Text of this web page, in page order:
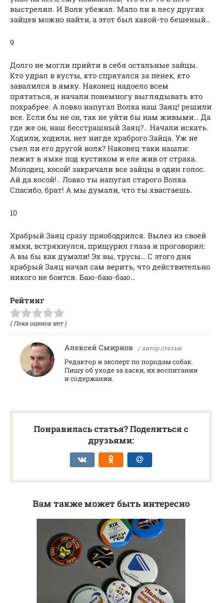
выстрелил. И Волк убежал. Мало ли в лесу других
зайцев можно найти, а этот был какой-то бешеный…
9
Долго не могли прийти в себя остальные зайцы.
Кто удрал в кусты, кто спрятался за пенек, кто
завалился в ямку. Наконец надоело всем
прятаться, и начали понемногу выглядывать кто
похрабрее. А ловко напугал Волка наш Заяц! решили
все. Если бы не он, так не уйти бы нам живыми… Да
где же он, наш бесстрашный Заяц?.. Начали искать.
Ходили, ходили, нет нигде храброго Зайца. Уж не
съел ли его другой волк? Наконец таки нашли:
лежит в ямке под кустиком и еле жив от страха.
Молодец, косой! закричали все зайцы в один голос.
Ай да косой!.. Ловко ты напугал старого Волка.
Спасибо, брат! А мы думали, что ты хвастаешь.
10
Храбрый Заяц сразу приободрился. Вылез из своей
ямки, встряхнулся, прищурил глаза и проговорил:
А вы бы как думали! Эх вы, трусы… С этого дня
храбрый Заяц начал сам верить, что действительно
никого не боится. Баю-баю-баю…
Рейтинг
( Пока оценок нет )
Алексей Смирнов / автор статьи
Редактор и эксперт по породам собак.
Пишу об уходе за хаски, их воспитании
и содержании.
Понравилась статья? Поделиться с
друзьями:
Вам также может быть интересно